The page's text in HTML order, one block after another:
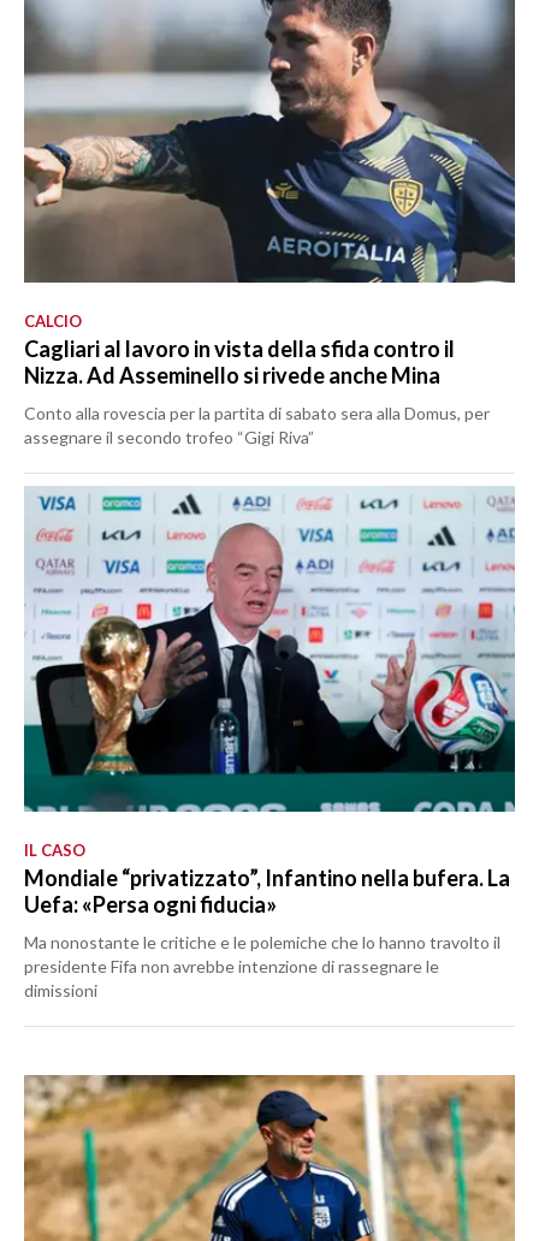
CALCIO
Cagliari al lavoro in vista della sfida contro il
Nizza. Ad Asseminello si rivede anche Mina
Conto alla rovescia per la partita di sabato sera alla Domus, per
assegnare il secondo trofeo “Gigi Riva”
IL CASO
Mondiale “privatizzato”, Infantino nella bufera. La
Uefa: «Persa ogni fiducia»
Ma nonostante le critiche e le polemiche che lo hanno travolto il
presidente Fifa non avrebbe intenzione di rassegnare le
dimissioni